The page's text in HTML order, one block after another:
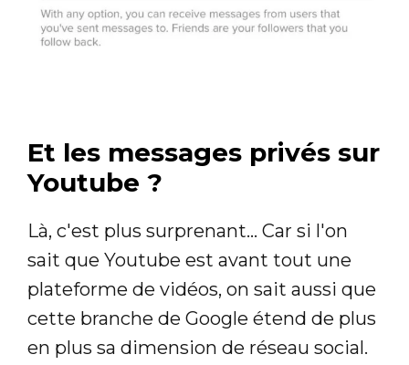
Et les messages privés sur
Youtube ?
Là, c'est plus surprenant... Car si l'on
sait que Youtube est avant tout une
plateforme de vidéos, on sait aussi que
cette branche de Google étend de plus
en plus sa dimension de réseau social.